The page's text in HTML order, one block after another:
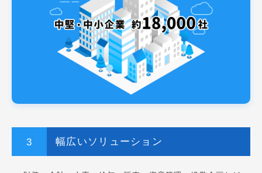
幅広いソリューション